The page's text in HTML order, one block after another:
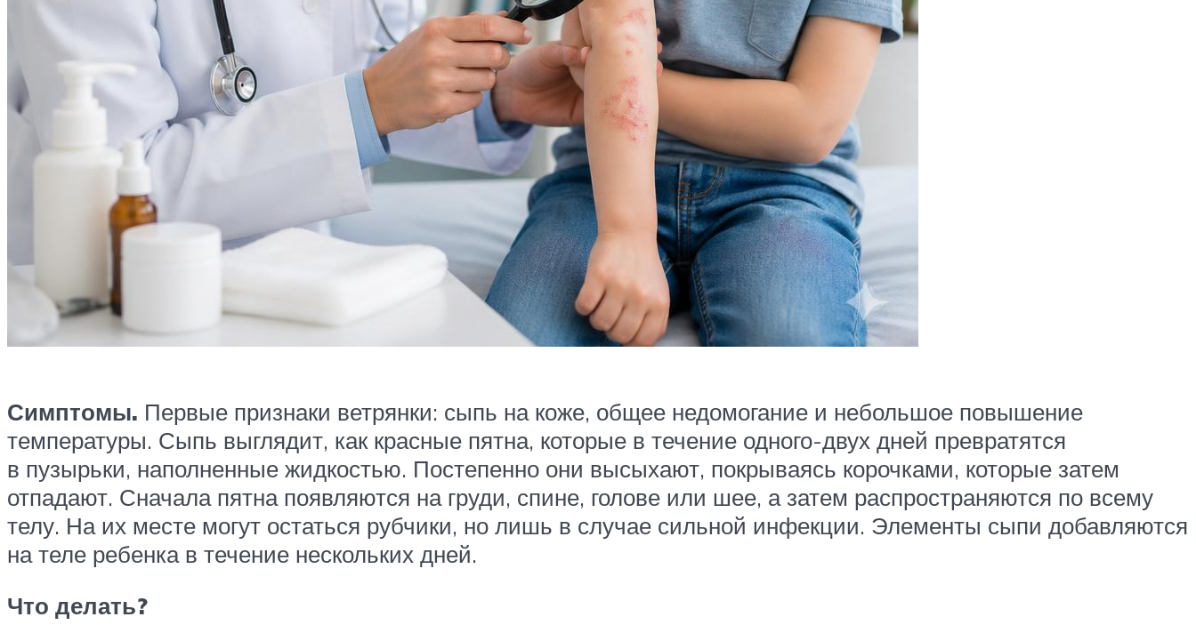
Симптомы. Первые признаки ветрянки: сыпь на коже, общее недомогание и небольшое повышение
температуры. Сыпь выглядит, как красные пятна, которые в течение одного-двух дней превратятся
в пузырьки, наполненные жидкостью. Постепенно они высыхают, покрываясь корочками, которые затем
отпадают. Сначала пятна появляются на груди, спине, голове или шее, а затем распространяются по всему
телу. На их месте могут остаться рубчики, но лишь в случае сильной инфекции. Элементы сыпи добавляются
на теле ребенка в течение нескольких дней.
Что делать?